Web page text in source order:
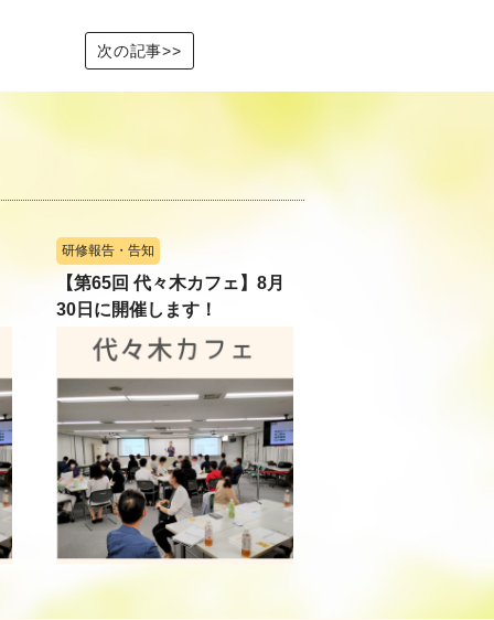
次の記事>>
研修報告・告知
【第65回 代々木カフェ】8月
30日に開催します！